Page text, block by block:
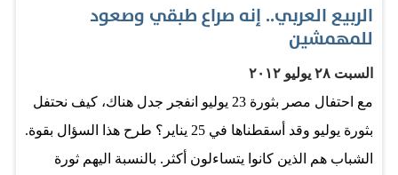
الربيع العربي.. إنه صراع طبقي وصعود
للمهمشين
السبت ٢٨ يوليو ٢٠١٢
مع احتفال مصر بثورة 23 يوليو انفجر جدل هناك، كيف نحتفل
بثورة يوليو وقد أسقطناها في 25 يناير؟ طرح هذا السؤال بقوة.
الشباب هم الذين كانوا يتساءلون أكثر. بالنسبة اليهم ثورة